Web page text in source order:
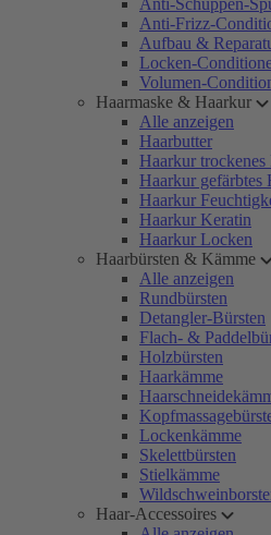
Anti-Schuppen-
Anti-Frizz-
Aufbau &
Locken-
Volumen-
Haarmaske & Haarkur
Alle anzeigen
Haarbutter
Haarkur trockenes
Haarkur gefärbtes
Haarkur
Haarkur Keratin
Haarkur Locken
Haarbürsten & Kämme
Alle anzeigen
Rundbürsten
Detangler-Bürsten
Flach- &
Holzbürsten
Haarkämme
Lockenkämme
Skelettbürsten
Stielkämme
Haar-Accessoires